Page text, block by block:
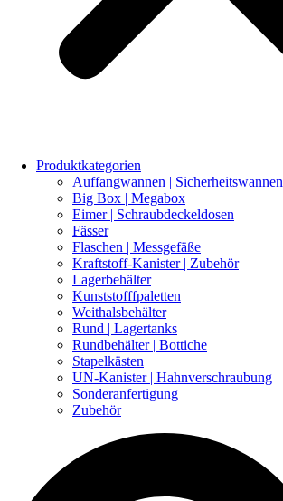
Produktkategorien
Auffangwannen | Sicherheitswannen
Big Box | Megabox
Eimer | Schraubdeckeldosen
Fässer
Flaschen | Messgefäße
Kraftstoff-Kanister | Zubehör
Lagerbehälter
Kunststofffpaletten
Weithalsbehälter
Rund | Lagertanks
Rundbehälter | Bottiche
Stapelkästen
UN-Kanister | Hahnverschraubung
Sonderanfertigung
Zubehör